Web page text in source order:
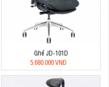
Ghế JD-101D
5.680.000 VNĐ